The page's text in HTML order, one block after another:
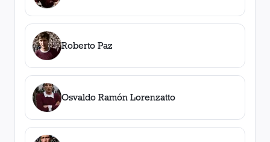
Roberto Paz
Osvaldo Ramón Lorenzatto